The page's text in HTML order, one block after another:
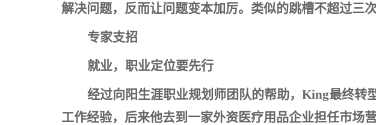
解决问题，反而让问题变本加厉。类似的跳槽不超过三
专家支招
就业，职业定位要先行
经过向阳生涯职业规划师团队的帮助，King最终转
工作经验，后来他去到一家外资医疗用品企业担任市场